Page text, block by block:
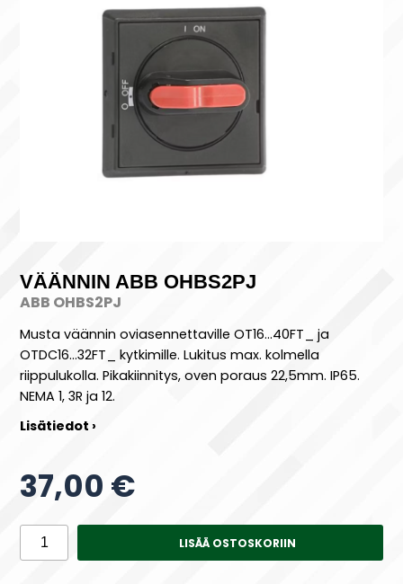
VÄÄNNIN ABB OHBS2PJ
ABB OHBS2PJ
Musta väännin oviasennettaville OT16...40FT_ ja
OTDC16...32FT_ kytkimille. Lukitus max. kolmella
riippulukolla. Pikakiinnitys, oven poraus 22,5mm. IP65.
NEMA 1, 3R ja 12.
Lisätiedot ›
37,00 €
LISÄÄ OSTOSKORIIN